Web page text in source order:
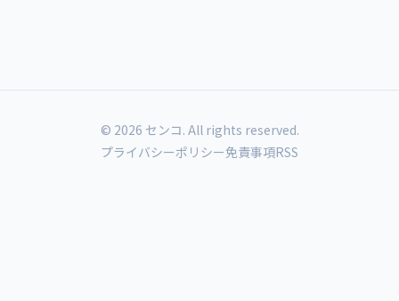
© 2026 センコ. All rights reserved.
プライバシーポリシー免責事項RSS